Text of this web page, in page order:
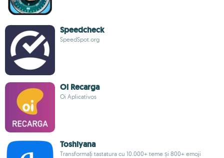
Speedcheck
SpeedSpot.org
Oi Recarga
Oi Aplicativos
Toshiyana
Transformați tastatura cu 10.000+ teme și 800+ emoji